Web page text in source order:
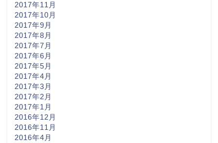
2017年11月
2017年10月
2017年9月
2017年8月
2017年7月
2017年6月
2017年5月
2017年4月
2017年3月
2017年2月
2017年1月
2016年12月
2016年11月
2016年4月